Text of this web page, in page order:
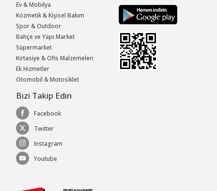
Ev & Mobilya
Kozmetik & Kişisel Bakım
Spor & Outdoor
Bahçe ve Yapı Market
Süpermarket
Kırtasiye & Ofis Malzemeleri
Ek Hizmetler
Otomobil & Motosiklet
Bizi Takip Edin
Facebook
Twitter
Instagram
Youtube